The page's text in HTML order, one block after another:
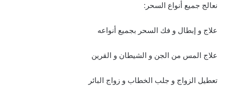
نعالج جميع أنواع السحر:
علاج و إبطال و فك السحر بجميع أنواعه
علاج المس من الجن و الشيطان و القرين
تعطيل الزواج و جلب الخطاب و زواج البائر